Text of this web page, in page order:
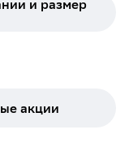
и размер
акции